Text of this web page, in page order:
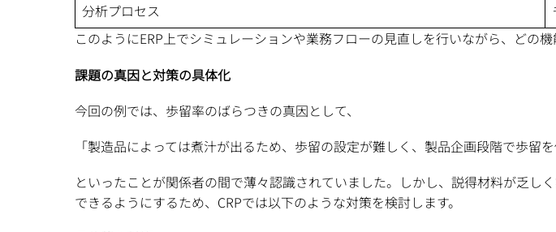
分析プロセス
このようにERP上でシミュレーションや業務フローの見直しを行いながら、どの
課題の真因と対策の具体化
今回の例では、歩留率のばらつきの真因として、
「製造品によっては煮汁が出るため、歩留の設定が難しく、製品企画段階で歩留
といったことが関係者の間で薄々認識されていました。しかし、説得材料が乏
できるようにするため、CRPでは以下のような対策を検討します。